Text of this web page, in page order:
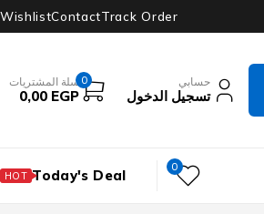
Track Order
Contact
Wishlist
حسابي
تسجيل الدخول
0 سلة المشتريات
0,00 EGP
0
Today's Deal
HOT